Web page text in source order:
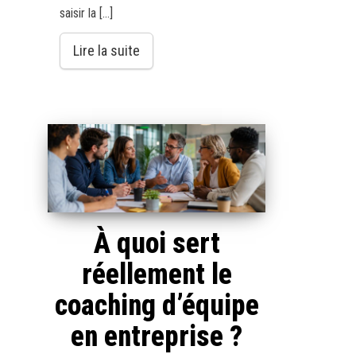
saisir la […]
Lire la suite
À quoi sert
réellement le
coaching d’équipe
en entreprise ?